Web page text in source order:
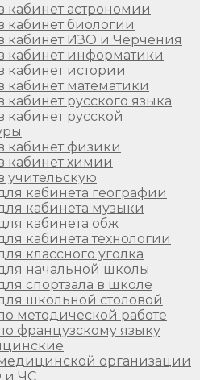
кабинет астрономии
кабинет биологии
кабинет ИЗО и Черчения
кабинет информатики
кабинет истории
кабинет математики
кабинет русского языка
кабинет русской
кабинет физики
кабинет химии
учительскую
кабинета географии
кабинета музыки
кабинета обж
кабинета технологии
классного уголка
начальной школы
спортзала в школе
школьной столовой
методической работе
французскому языку
организации
и ЧС